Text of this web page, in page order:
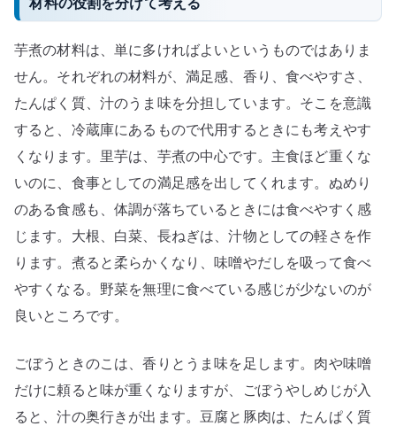
芋煮の材料は、単に多ければよいというものではありま
せん。それぞれの材料が、満足感、香り、食べやすさ、
たんぱく質、汁のうま味を分担しています。そこを意識
すると、冷蔵庫にあるもので代用するときにも考えやす
くなります。里芋は、芋煮の中心です。主食ほど重くな
いのに、食事としての満足感を出してくれます。ぬめり
のある食感も、体調が落ちているときには食べやすく感
じます。大根、白菜、長ねぎは、汁物としての軽さを作
ります。煮ると柔らかくなり、味噌やだしを吸って食べ
やすくなる。野菜を無理に食べている感じが少ないのが
良いところです。
ごぼうときのこは、香りとうま味を足します。肉や味噌
だけに頼ると味が重くなりますが、ごぼうやしめじが入
ると、汁の奥行きが出ます。豆腐と豚肉は、たんぱく質